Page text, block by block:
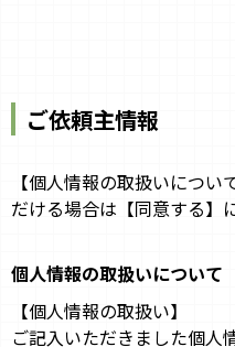
ご依頼主情報
【個人情報の取扱いにつ
だける場合は【同意する】
個人情報の取扱いについて
【個人情報の取扱い】
ご記入いただきました個人